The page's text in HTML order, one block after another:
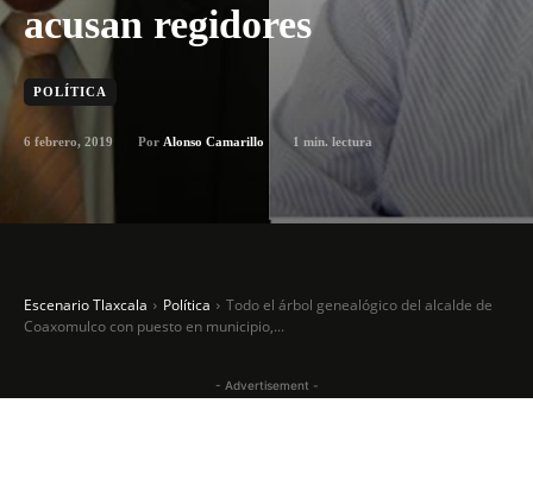
acusan regidores
POLÍTICA
6 febrero, 2019 Por Alonso Camarillo 1 min. lectura
Escenario Tlaxcala Política
Todo el árbol genealógico del alcalde de
Coaxomulco con puesto en municipio,...
- Advertisement -